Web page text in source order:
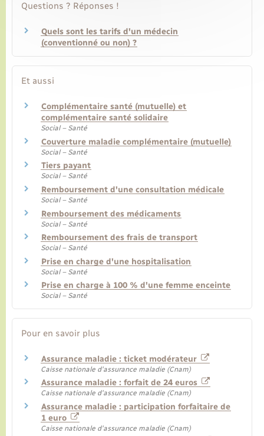
Questions ? Réponses !
Quels sont les tarifs d'un médecin
(conventionné ou non) ?
Et aussi
Complémentaire santé (mutuelle) et
complémentaire santé solidaire
Social – Santé
Couverture maladie complémentaire (mutuelle)
Social – Santé
Tiers payant
Social – Santé
Remboursement d'une consultation médicale
Social – Santé
Remboursement des médicaments
Social – Santé
Remboursement des frais de transport
Social – Santé
Prise en charge d'une hospitalisation
Social – Santé
Prise en charge à 100 % d'une femme enceinte
Social – Santé
Pour en savoir plus
Assurance maladie : ticket modérateur
Caisse nationale d'assurance maladie (Cnam)
Assurance maladie : forfait de 24 euros
Caisse nationale d'assurance maladie (Cnam)
Assurance maladie : participation forfaitaire de
1 euro
Caisse nationale d'assurance maladie (Cnam)